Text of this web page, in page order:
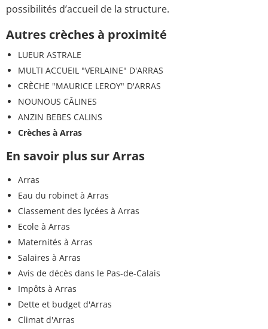
possibilités d’accueil de la structure.
Autres crèches à proximité
LUEUR ASTRALE
MULTI ACCUEIL "VERLAINE" D'ARRAS
CRÈCHE "MAURICE LEROY" D'ARRAS
NOUNOUS CÂLINES
ANZIN BEBES CALINS
Crèches à Arras
En savoir plus sur Arras
Arras
Eau du robinet à Arras
Classement des lycées à Arras
Ecole à Arras
Maternités à Arras
Salaires à Arras
Avis de décès dans le Pas-de-Calais
Impôts à Arras
Dette et budget d'Arras
Climat d'Arras